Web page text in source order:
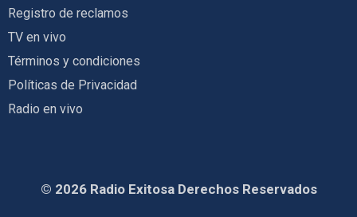
Registro de reclamos
TV en vivo
Términos y condiciones
Políticas de Privacidad
Radio en vivo
© 2026 Radio Exitosa Derechos Reservados